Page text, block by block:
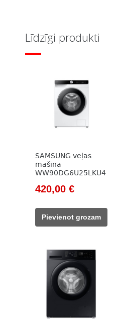
Līdzīgi produkti
SAMSUNG veļas
mašīna
WW90DG6U25LKU4
Original
was:
610,00 €.
420,00 €Current
420,00 €.
Pievienot grozam